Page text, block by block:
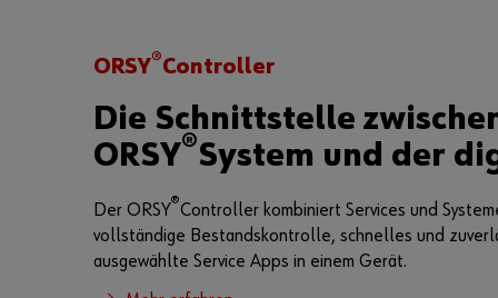
ORSY®Controller
Die Schnittstelle
ORSY®System und der
Der ORSY®Controller kombiniert Services und
vollständige Bestandskontrolle, schnelles und
ausgewählte Service Apps in einem Gerät.